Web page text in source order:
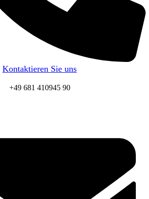
Kontaktieren Sie uns
+49 681 410945 90